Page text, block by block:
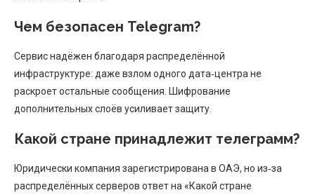
Чем безопасен Telegram?
Сервис надёжен благодаря распределённой
инфраструктуре: даже взлом одного дата‑центра не
раскроет остальные сообщения. Шифрование
дополнительных слоёв усиливает защиту.
Какой стране принадлежит телеграмм?
Юридически компания зарегистрирована в ОАЭ, но из‑за
распределённых серверов ответ на «Какой стране